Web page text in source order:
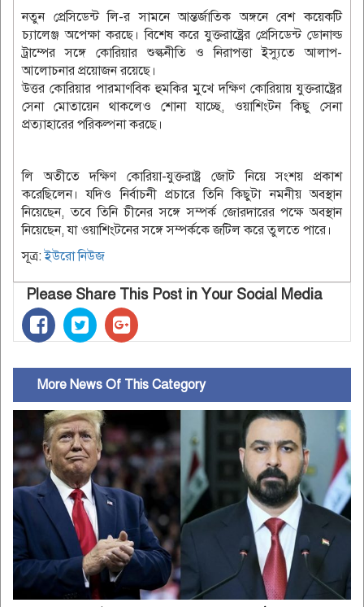
নতুন প্রেসিডেন্ট লি-র সামনে আন্তর্জাতিক অঙ্গনে বেশ কয়েকটি
চ্যালেঞ্জ অপেক্ষা করছে। বিশেষ করে যুক্তরাষ্ট্রের প্রেসিডেন্ট ডোনাল্ড
ট্রাম্পের সঙ্গে কোরিয়ার শুল্কনীতি ও নিরাপত্তা ইস্যুতে আলাপ-
আলোচনার প্রয়োজন রয়েছে।
উত্তর কোরিয়ার পারমাণবিক হুমকির মুখে দক্ষিণ কোরিয়ায় যুক্তরাষ্ট্রের
সেনা মোতায়েন থাকলেও শোনা যাচ্ছে, ওয়াশিংটন কিছু সেনা
প্রত্যাহারের পরিকল্পনা করছে।
লি অতীতে দক্ষিণ কোরিয়া-যুক্তরাষ্ট্র জোট নিয়ে সংশয় প্রকাশ
করেছিলেন। যদিও নির্বাচনী প্রচারে তিনি কিছুটা নমনীয় অবস্থান
নিয়েছেন, তবে তিনি চীনের সঙ্গে সম্পর্ক জোরদারের পক্ষে অবস্থান
নিয়েছেন, যা ওয়াশিংটনের সঙ্গে সম্পর্ককে জটিল করে তুলতে পারে।
সূত্র:ইউরো নিউজ
Please Share This Post in Your Social Media
More News Of This Category